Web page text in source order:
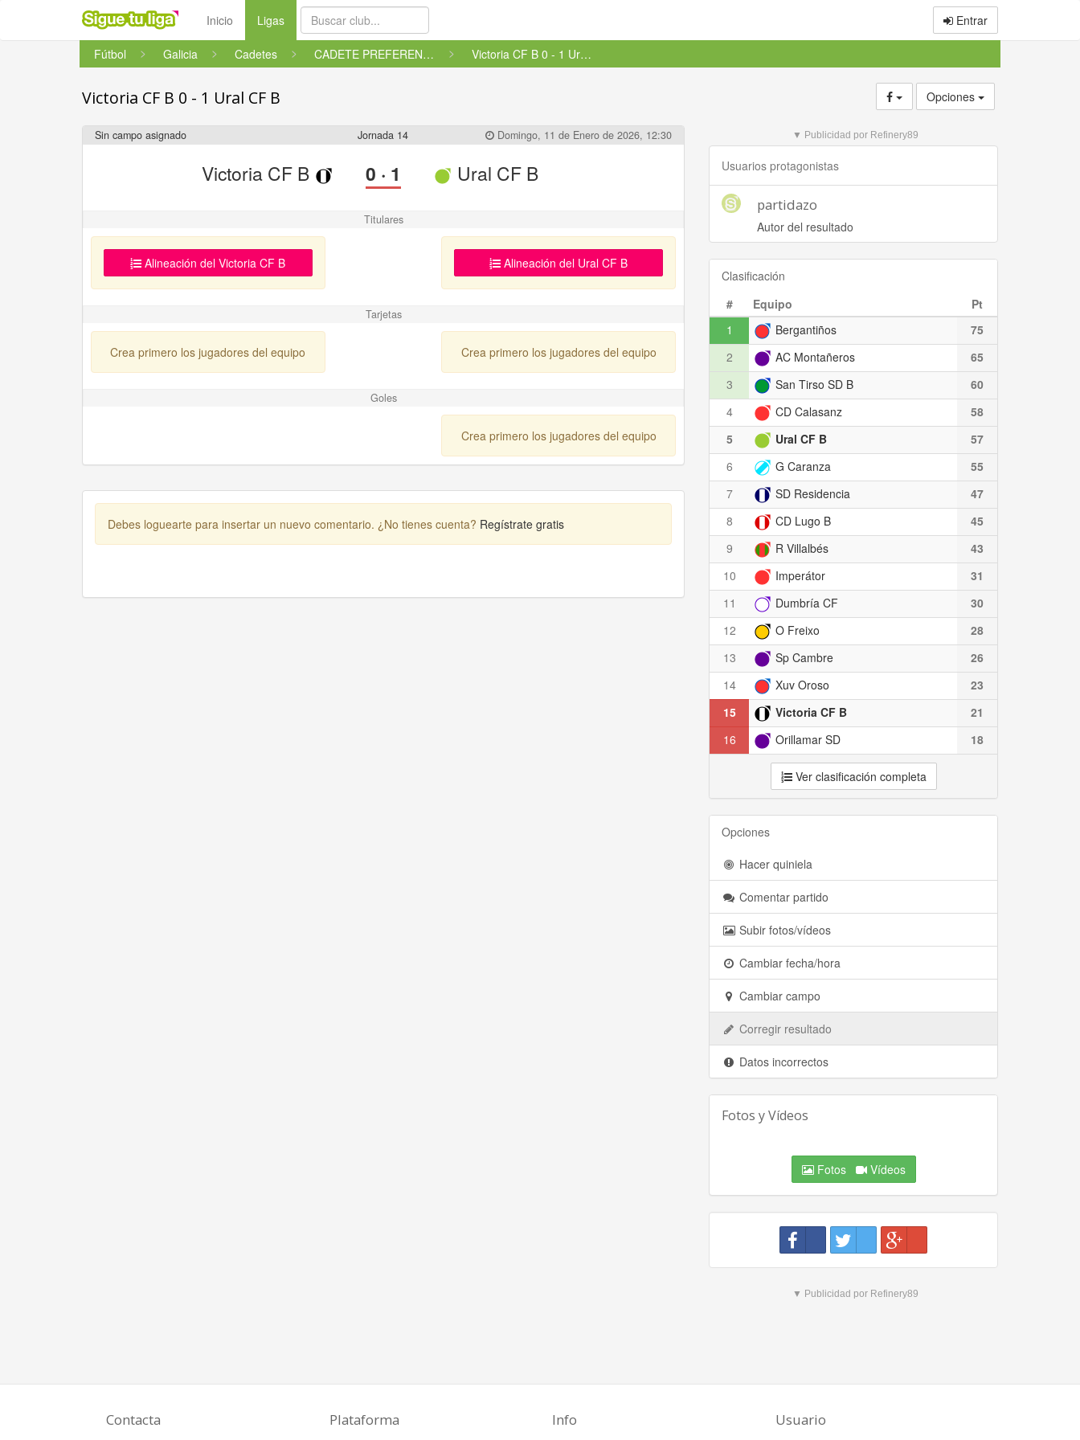
Inicio Ligas(current) Entrar
Fútbol Galicia Cadetes CADETE PREFERENTE FUTGAL - GRU... Victoria CF B 0 - 1 Ural CF B
Victoria CF B 0 - 1 Ural CF B Opciones
Sin campo asignado Jornada 14 Domingo, 11 de Enero de 2026, 12:30
Victoria CF B 0 · 1 Ural CF B
Titulares
Alineación del Victoria CF B Alineación del Ural CF B
Tarjetas
Crea primero los jugadores del equipo Crea primero los jugadores del equipo
Goles
Crea primero los jugadores del equipo
Debes loguearte para insertar un nuevo comentario. ¿No tienes cuenta? Regístrate gratis
▼ Publicidad por Refinery89
Usuarios protagonistas
partidazo
Autor del resultado
Clasificación
#
Equipo
Pt
1
Bergantiños
75
2
AC Montañeros
65
3
San Tirso SD B
60
4
CD Calasanz
58
5
Ural CF B
57
6
G Caranza
55
7
SD Residencia
47
8
CD Lugo B
45
9
R Villalbés
43
10
Imperátor
31
11
Dumbría CF
30
12
O Freixo
28
13
Sp Cambre
26
14
Xuv Oroso
23
15
Victoria CF B
21
16
Orillamar SD 18
Ver clasificación completa
Opciones
Hacer quiniela
Comentar partido
Subir fotos/vídeos
Cambiar fecha/hora
Cambiar campo
Corregir resultado
Datos incorrectos
Fotos y Vídeos
Fotos Vídeos
▼ Publicidad por Refinery89
Contacta Plataforma Info Usuario